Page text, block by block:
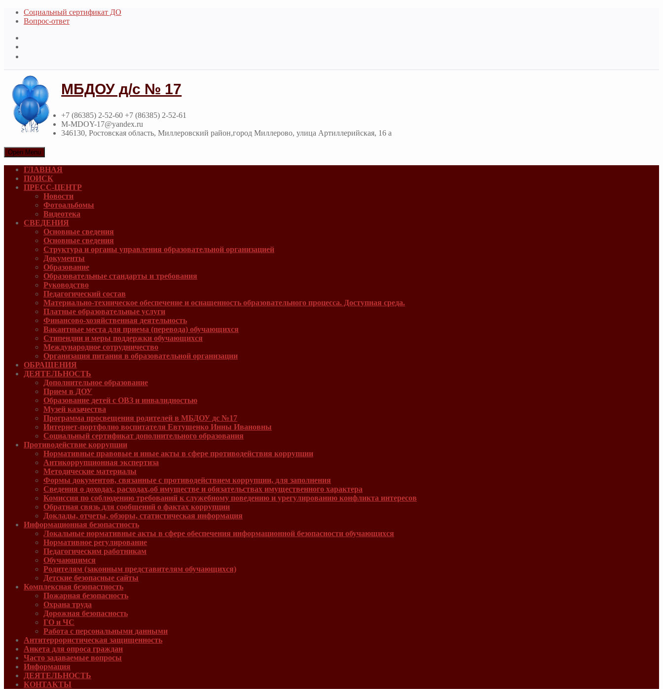
Социальный сертификат ДО
Вопрос-ответ
МБДОУ д/с № 17
+7 (86385) 2-52-60 +7 (86385) 2-52-61
M-MDOY-17@yandex.ru
346130, Ростовская область, Миллеровский район,город Миллерово, улица Артиллерийская, 16 а
Open Menu
ГЛАВНАЯ
ПОИСК
ПРЕСС-ЦЕНТР
Новости
Фотоальбомы
Видеотека
СВЕДЕНИЯ
Основные сведения
Основные сведения
Структура и органы управления образовательной организацией
Документы
Образование
Образовательные стандарты и требования
Руководcтво
Педагогический состав
Материально-техническое обеспечение и оснащенность образовательного процесса. Доступная среда.
Платные образовательные услуги
Финансово-хозяйственная деятельность
Вакантные места для приема (перевода) обучающихся
Стипендии и меры поддержки обучающихся
Международное сотрудничество
Организация питания в образовательной организации
ОБРАЩЕНИЯ
ДЕЯТЕЛЬНОСТЬ
Дополнительное образование
Прием в ДОУ
Образование детей с ОВЗ и инвалидностью
Музей казачества
Программа просвещения родителей в МБДОУ дс №17
Интернет-портфолио воспитателя Евтушенко Инны Ивановны
Социальный сертификат дополнительного образования
Противодействие коррупции
Нормативные правовые и иные акты в сфере противодействия коррупции
Антикоррупционная экспертиза
Методические материалы
Формы документов, связанные с противодействием коррупции, для заполнения
Сведения о доходах, расходах,об имуществе и обязательствах имущественного характера
Комиссия по соблюдению требований к служебному поведению и урегулированию конфликта интересов
Обратная связь для сообщений о фактах коррупции
Доклады, отчеты, обзоры, статистическая информация
Информационная безопастность
Локальные нормативные акты в сфере обеспечения информационной безопасности обучающихся
Нормативное регулирование
Педагогическим работникам
Обучающимся
Родителям (законным представителям обучающихся)
Детские безопасные сайты
Комплексная безопастность
Пожарная безопасность
Охрана труда
Дорожная безопасность
ГО и ЧС
Работа с персональными данными
Антитеррористическая защищенность
Анкета для опроса граждан
Часто задаваемые вопросы
Информация
ДЕЯТЕЛЬНОСТЬ
КОНТАКТЫ